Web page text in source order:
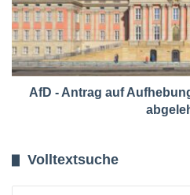
AfD - Antrag auf
Volltextsuche